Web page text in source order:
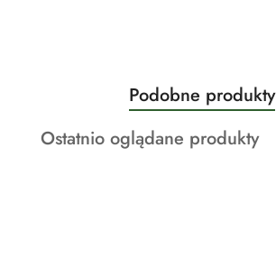
Pomiń karuzelę produktów
Produkty
o
statusie:
Podobne produkty
Produkty
Ostatnio oglądane produkty